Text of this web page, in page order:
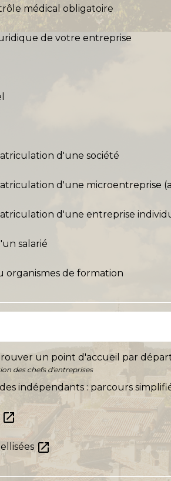
médical obligatoire
de votre entreprise
d'une société
d'une microentreprise
d'une entreprise
salarié
organismes de formation
un point d'accueil par
des chefs d'entreprises
indépendants : parcours
open_in_new
open_in_new